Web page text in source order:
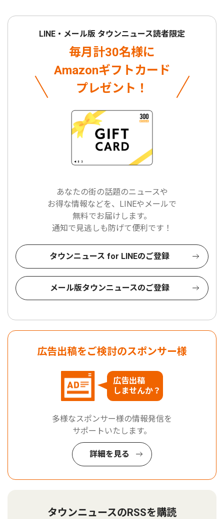
LINE・メール版 タウンニュース読者限定
毎月計30名様に
Amazonギフトカード
プレゼント！
あなたの街の話題のニュースや
お得な情報などを、LINEやメールで
無料でお届けします。
通知で見逃しも防げて便利です！
タウンニュース for LINEのご登録
メール版タウンニュースのご登録
広告出稿をご検討のスポンサー様
広告出稿
しませんか？
多様なスポンサー様の情報発信を
サポートいたします。
詳細を見る
タウンニュースのRSSを購読